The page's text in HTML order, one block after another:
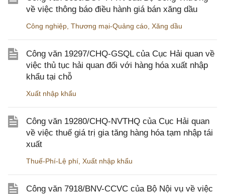
về việc thông báo điều hành giá bán xăng dầu
Công nghiệp Thương mại-Quảng cáo Xăng dầu
Công văn 19297/CHQ-GSQL của Cục Hải quan về
việc thủ tục hải quan đối với hàng hóa xuất nhập
khẩu tại chỗ
Xuất nhập khẩu
Công văn 19280/CHQ-NVTHQ của Cục Hải quan
về việc thuế giá trị gia tăng hàng hóa tạm nhập tái
xuất
Thuế-Phí-Lệ phí Xuất nhập khẩu
Công văn 7918/BNV-CCVC của Bộ Nội vụ về việc